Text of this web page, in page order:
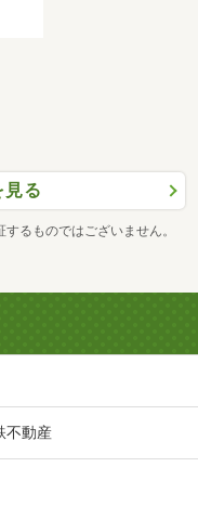
見る
るものではございません。
不動産